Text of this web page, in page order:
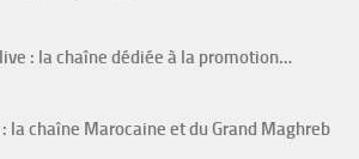
: la chaîne dédiée à la promotion…
: la chaîne Marocaine et du Grand Maghreb